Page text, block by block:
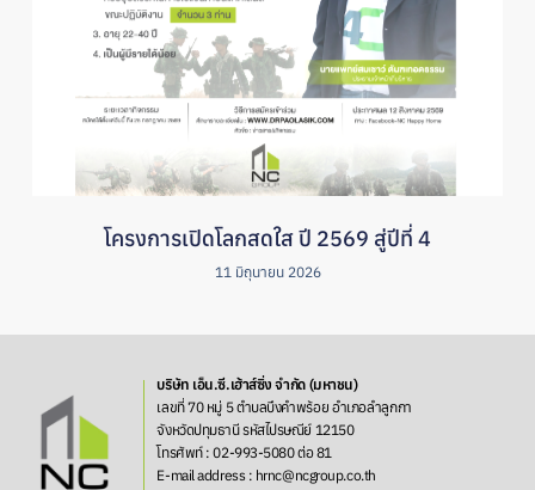
โครงการเปิดโลกสดใส ปี 2569 สู่ปีที่ 4
11 มิถุนายน 2026
บริษัท เอ็น.ซี.เฮ้าส์ซิ่ง จำกัด (มหาชน)
เลขที่ 70 หมู่ 5 ตำบลบึงคำพร้อย อำเภอลำลูกกา
จังหวัดปทุมธานี รหัสไปรษณีย์ 12150
โทรศัพท์ : 02-993-5080 ต่อ 81
E-mail address : hrnc@ncgroup.co.th